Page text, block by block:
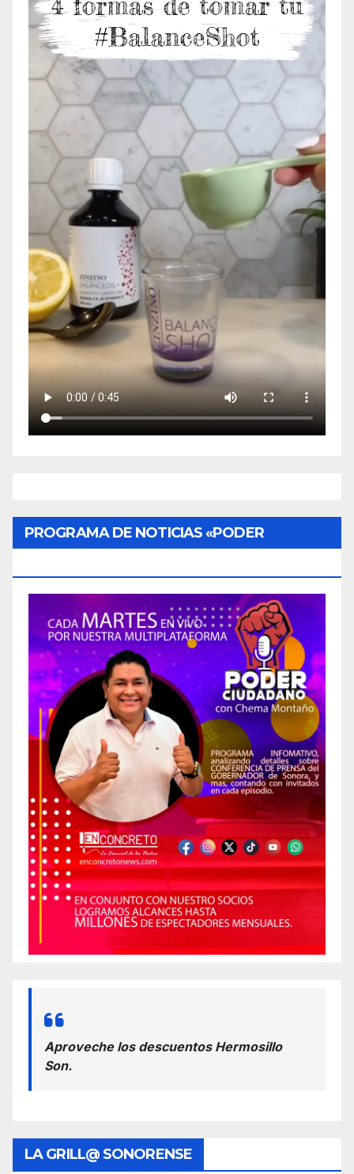
PROGRAMA DE NOTICIAS «PODER
Aproveche los descuentos Hermosillo
Son.
LA GRILL@ SONORENSE